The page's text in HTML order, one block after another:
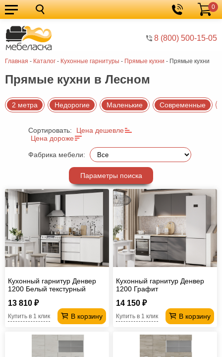
8 (800) 500-15-05
Корзина
0
Главная - Каталог - Кухонные гарнитуры - Прямые кухни - Прямые кухни
Кухонные
гарнитуры
Мебель
для
кухни
Мебель
для
спальни
Кровати
Шкафы
Диваны
мебель
Детская
мебель
Мебель
гостиную
для
прихожей
Столы
Комоды
Офисная
мебель
Столы
под
компьютер
Мебель
для
Мебель
Кресла-
Прямые кухни в Лесном
2 метра Недорогие Маленькие Современные
Сортировать:
Цена дешевле
Цена дороже
Фабрика мебели:
Параметры поиска
Кухонный гарнитур Денвер
1200 Белый текстурный
13 810 ₽
В корзину
Купить в 1 клик
Кухонный гарнитур Денвер
1200 Графит
14 150 ₽
В корзину
Купить в 1 клик